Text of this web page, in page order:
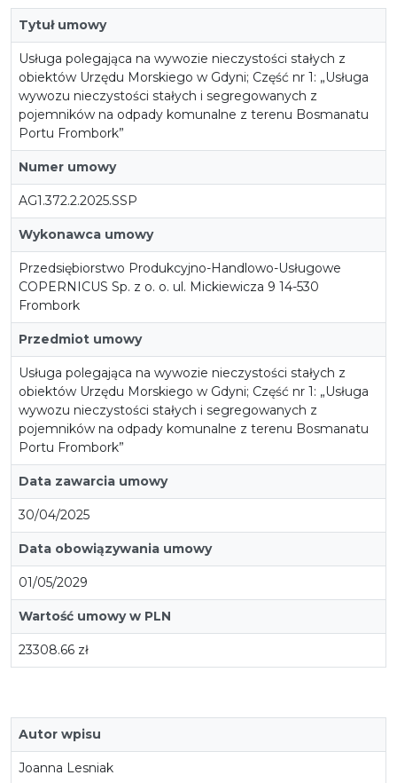
Tytuł umowy
Usługa polegająca na wywozie nieczystości stałych z
obiektów Urzędu Morskiego w Gdyni; Część nr 1: „Usługa
wywozu nieczystości stałych i segregowanych z
pojemników na odpady komunalne z terenu Bosmanatu
Portu Frombork”
Numer umowy
AG1.372.2.2025.SSP
Wykonawca umowy
Przedsiębiorstwo Produkcyjno-Handlowo-Usługowe
COPERNICUS Sp. z o. o. ul. Mickiewicza 9 14-530
Frombork
Przedmiot umowy
Usługa polegająca na wywozie nieczystości stałych z
obiektów Urzędu Morskiego w Gdyni; Część nr 1: „Usługa
wywozu nieczystości stałych i segregowanych z
pojemników na odpady komunalne z terenu Bosmanatu
Portu Frombork”
Data zawarcia umowy
30/04/2025
Data obowiązywania umowy
01/05/2029
Wartość umowy w PLN
23308.66 zł
Autor wpisu
Joanna Lesniak